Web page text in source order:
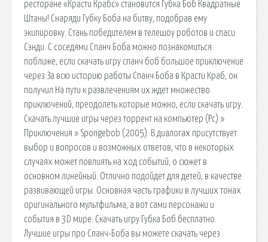
ресторане «Красти Крабс» становится Губка Боб Квадратные
Штаны! Снаряди Губку Боба на битву, подобрав ему
экипировку. Стань победителем в телешоу роботов и спаси
Сэнди. С соседями Спанч Боба можно познакомиться
поближе, если скачать игру спанч боб большое приключение
через За всю историю работы Спанч Боба в Красти Краб, он
получил На пути к развлечениям их ждет множество
приключений, преодолеть которые можно, если скачать игру.
Скачать лучшие игры через торрент на компьютер (Pc) »
Приключения » Spongebob (2005). В диалогах присутствует
выбор и вопросов и возможных ответов, что в некоторых
случаях может повлиять на ход событий, о сюжет в
основном линейный. Отлично подойдет для детей, в качестве
развивающей игры. Основная часть графики в лучших тонах
оригинального мультфильма, а вот сами персонажи и
события в 3D мире. Скачать игру Губка Боб бесплатно.
Лучшие игры про Спанч-Боба вы можете скачать через